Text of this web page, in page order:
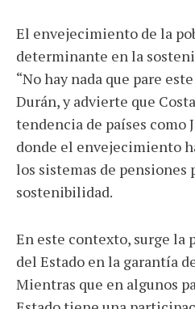
El envejecimiento de la
determinante en la
“No hay nada que pare
Durán, y advierte que
tendencia de países como
donde el envejecimiento
los sistemas de pensiones
sostenibilidad.
En este contexto, surge la
del Estado en la garantía
Mientras que en algunos